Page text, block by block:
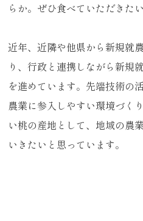
らか。ぜひ食べていただきた
近年、近隣や他県から新規就
り、行政と連携しながら新規
を進めています。先端技術の
農業に参入しやすい環境づく
い桃の産地として、地域の農
いきたいと思っています。